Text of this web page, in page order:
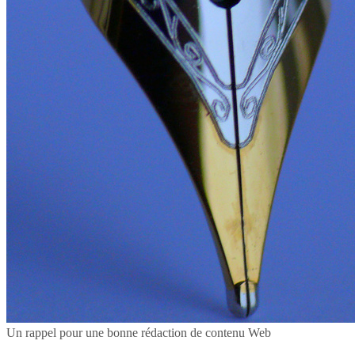
Un rappel pour une bonne rédaction de contenu Web